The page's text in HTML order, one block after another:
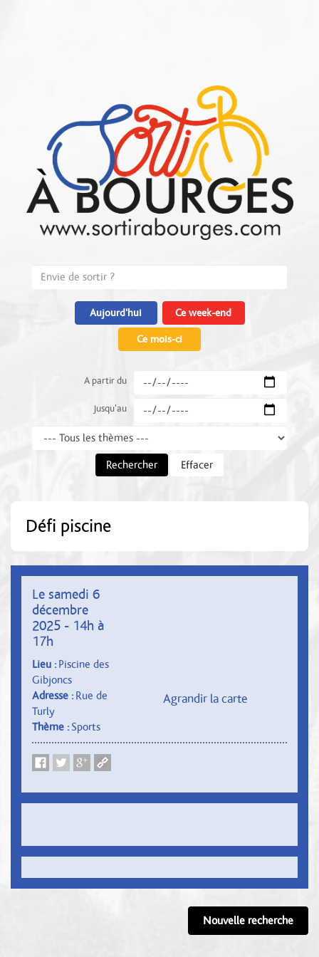
Aujourd'hui Ce week-end
Ce mois-ci
A partir du
Jusqu'au
Rechercher Effacer
Défi piscine
Agrandir la carte
Le samedi 6
décembre
2025 - 14h à
17h
Lieu : Piscine des
Gibjoncs
Adresse : Rue de
Turly
Thème :Sports
Nouvelle recherche